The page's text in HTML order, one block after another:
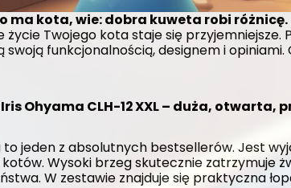
ma kota, wie: dobra kuweta robi różnicę.
życie Twojego kota staje się
swoją funkcjonalnością, designem i opiniami.
Iris Ohyama CLH-12 XXL – duża, otwarta,
jeden z absolutnych bestsellerów. Jest
Wysoki brzeg skutecznie zatrzymuje
W zestawie znajduje się praktyczna